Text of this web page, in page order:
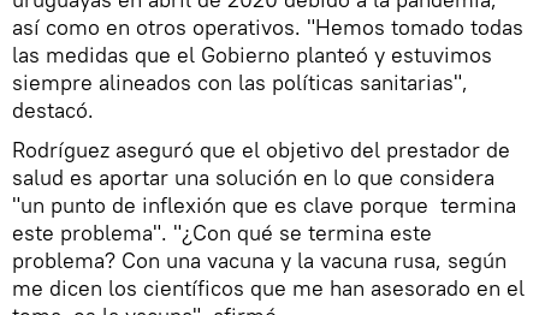
así como en otros operativos. "Hemos tomado todas
las medidas que el Gobierno planteó y estuvimos
siempre alineados con las políticas sanitarias",
destacó.
Rodríguez aseguró que el objetivo del prestador de
salud es aportar una solución en lo que considera
"un punto de inflexión que es clave porque termina
este problema". "¿Con qué se termina este
problema? Con una vacuna y la vacuna rusa, según
me dicen los científicos que me han asesorado en el